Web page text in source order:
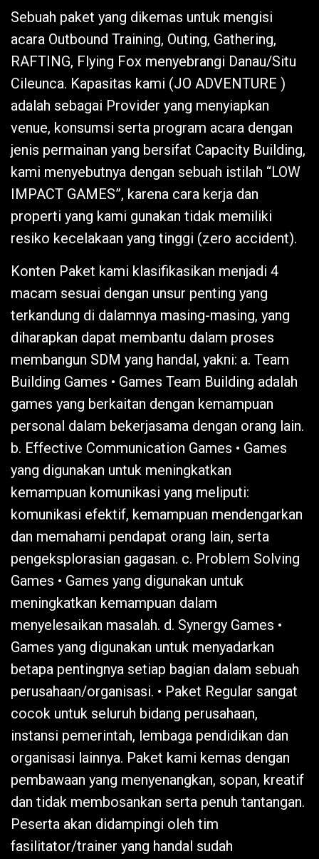
Sebuah paket yang dikemas untuk mengisi
acara Outbound Training, Outing, Gathering,
RAFTING, Flying Fox menyebrangi Danau/Situ
Cileunca. Kapasitas kami (JO ADVENTURE )
adalah sebagai Provider yang menyiapkan
venue, konsumsi serta program acara dengan
jenis permainan yang bersifat Capacity Building,
kami menyebutnya dengan sebuah istilah “LOW
IMPACT GAMES”, karena cara kerja dan
properti yang kami gunakan tidak memiliki
resiko kecelakaan yang tinggi (zero accident).
Konten Paket kami klasifikasikan menjadi 4
macam sesuai dengan unsur penting yang
terkandung di dalamnya masing-masing, yang
diharapkan dapat membantu dalam proses
membangun SDM yang handal, yakni: a. Team
Building Games • Games Team Building adalah
games yang berkaitan dengan kemampuan
personal dalam bekerjasama dengan orang lain.
b. Effective Communication Games • Games
yang digunakan untuk meningkatkan
kemampuan komunikasi yang meliputi:
komunikasi efektif, kemampuan mendengarkan
dan memahami pendapat orang lain, serta
pengeksplorasian gagasan. c. Problem Solving
Games • Games yang digunakan untuk
meningkatkan kemampuan dalam
menyelesaikan masalah. d. Synergy Games •
Games yang digunakan untuk menyadarkan
betapa pentingnya setiap bagian dalam sebuah
perusahaan/organisasi. • Paket Regular sangat
cocok untuk seluruh bidang perusahaan,
instansi pemerintah, lembaga pendidikan dan
organisasi lainnya. Paket kami kemas dengan
pembawaan yang menyenangkan, sopan, kreatif
dan tidak membosankan serta penuh tantangan.
Peserta akan didampingi oleh tim
fasilitator/trainer yang handal sudah